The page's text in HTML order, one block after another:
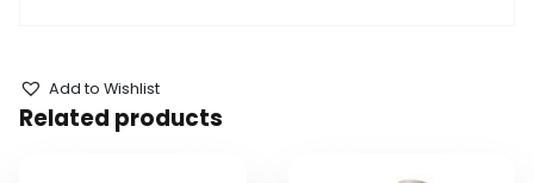
Add to Wishlist
Related products